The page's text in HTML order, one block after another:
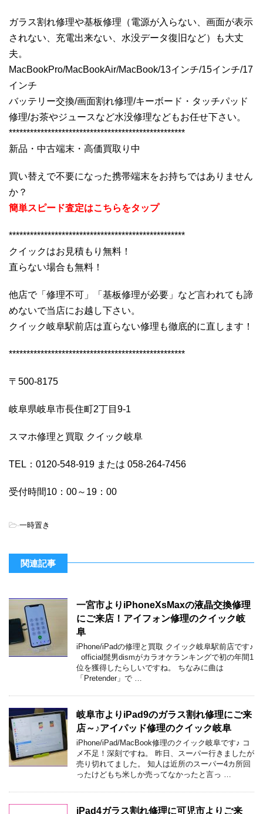
ガラス割れ修理や基板修理（電源が入らない、画面が表示
されない、充電出来ない、水没データ復旧など）も大丈
夫。
MacBookPro/MacBookAir/MacBook/13インチ/15インチ/17
インチ
バッテリー交換/画面割れ修理/キーボード・タッチパッド
修理/お茶やジュースなど水没修理などもお任せ下さい。
**************************************************
新品・中古端末・高価買取り中
買い替えで不要になった携帯端末をお持ちではありません
か？
簡単スピード査定はこちらをタップ
**************************************************
クイックはお見積もり無料！
直らない場合も無料！
他店で「修理不可」「基板修理が必要」など言われても諦
めないで当店にお越し下さい。
クイック岐阜駅前店は直らない修理も徹底的に直します！
**************************************************
〒500-8175
岐阜県岐阜市長住町2丁目9-1
スマホ修理と買取 クイック岐阜
TEL：0120-548-919 または 058-264-7456
受付時間10：00～19：00
-一時置き
関連記事
一宮市よりiPhoneXsMaxの液晶交換修理
にご来店！アイフォン修理のクイック岐
阜
iPhone/iPadの修理と買取 クイック岐阜駅前店です♪
official髭男dismがカラオケランキングで初の年間1
位を獲得したらしいですね。 ちなみに曲は
「Pretender」で …
岐阜市よりiPad9のガラス割れ修理にご来
店～♪アイパッド修理のクイック岐阜
iPhone/iPad/MacBook修理のクイック岐阜です♪ コ
メ不足！深刻ですね。 昨日、スーパー行きましたが
売り切れてました。 知人は近所のスーパー4カ所回
ったけどもち米しか売ってなかったと言っ …
iPad4ガラス割れ修理に可児市よりご来